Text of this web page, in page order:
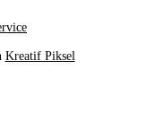
Kreatif Piksel